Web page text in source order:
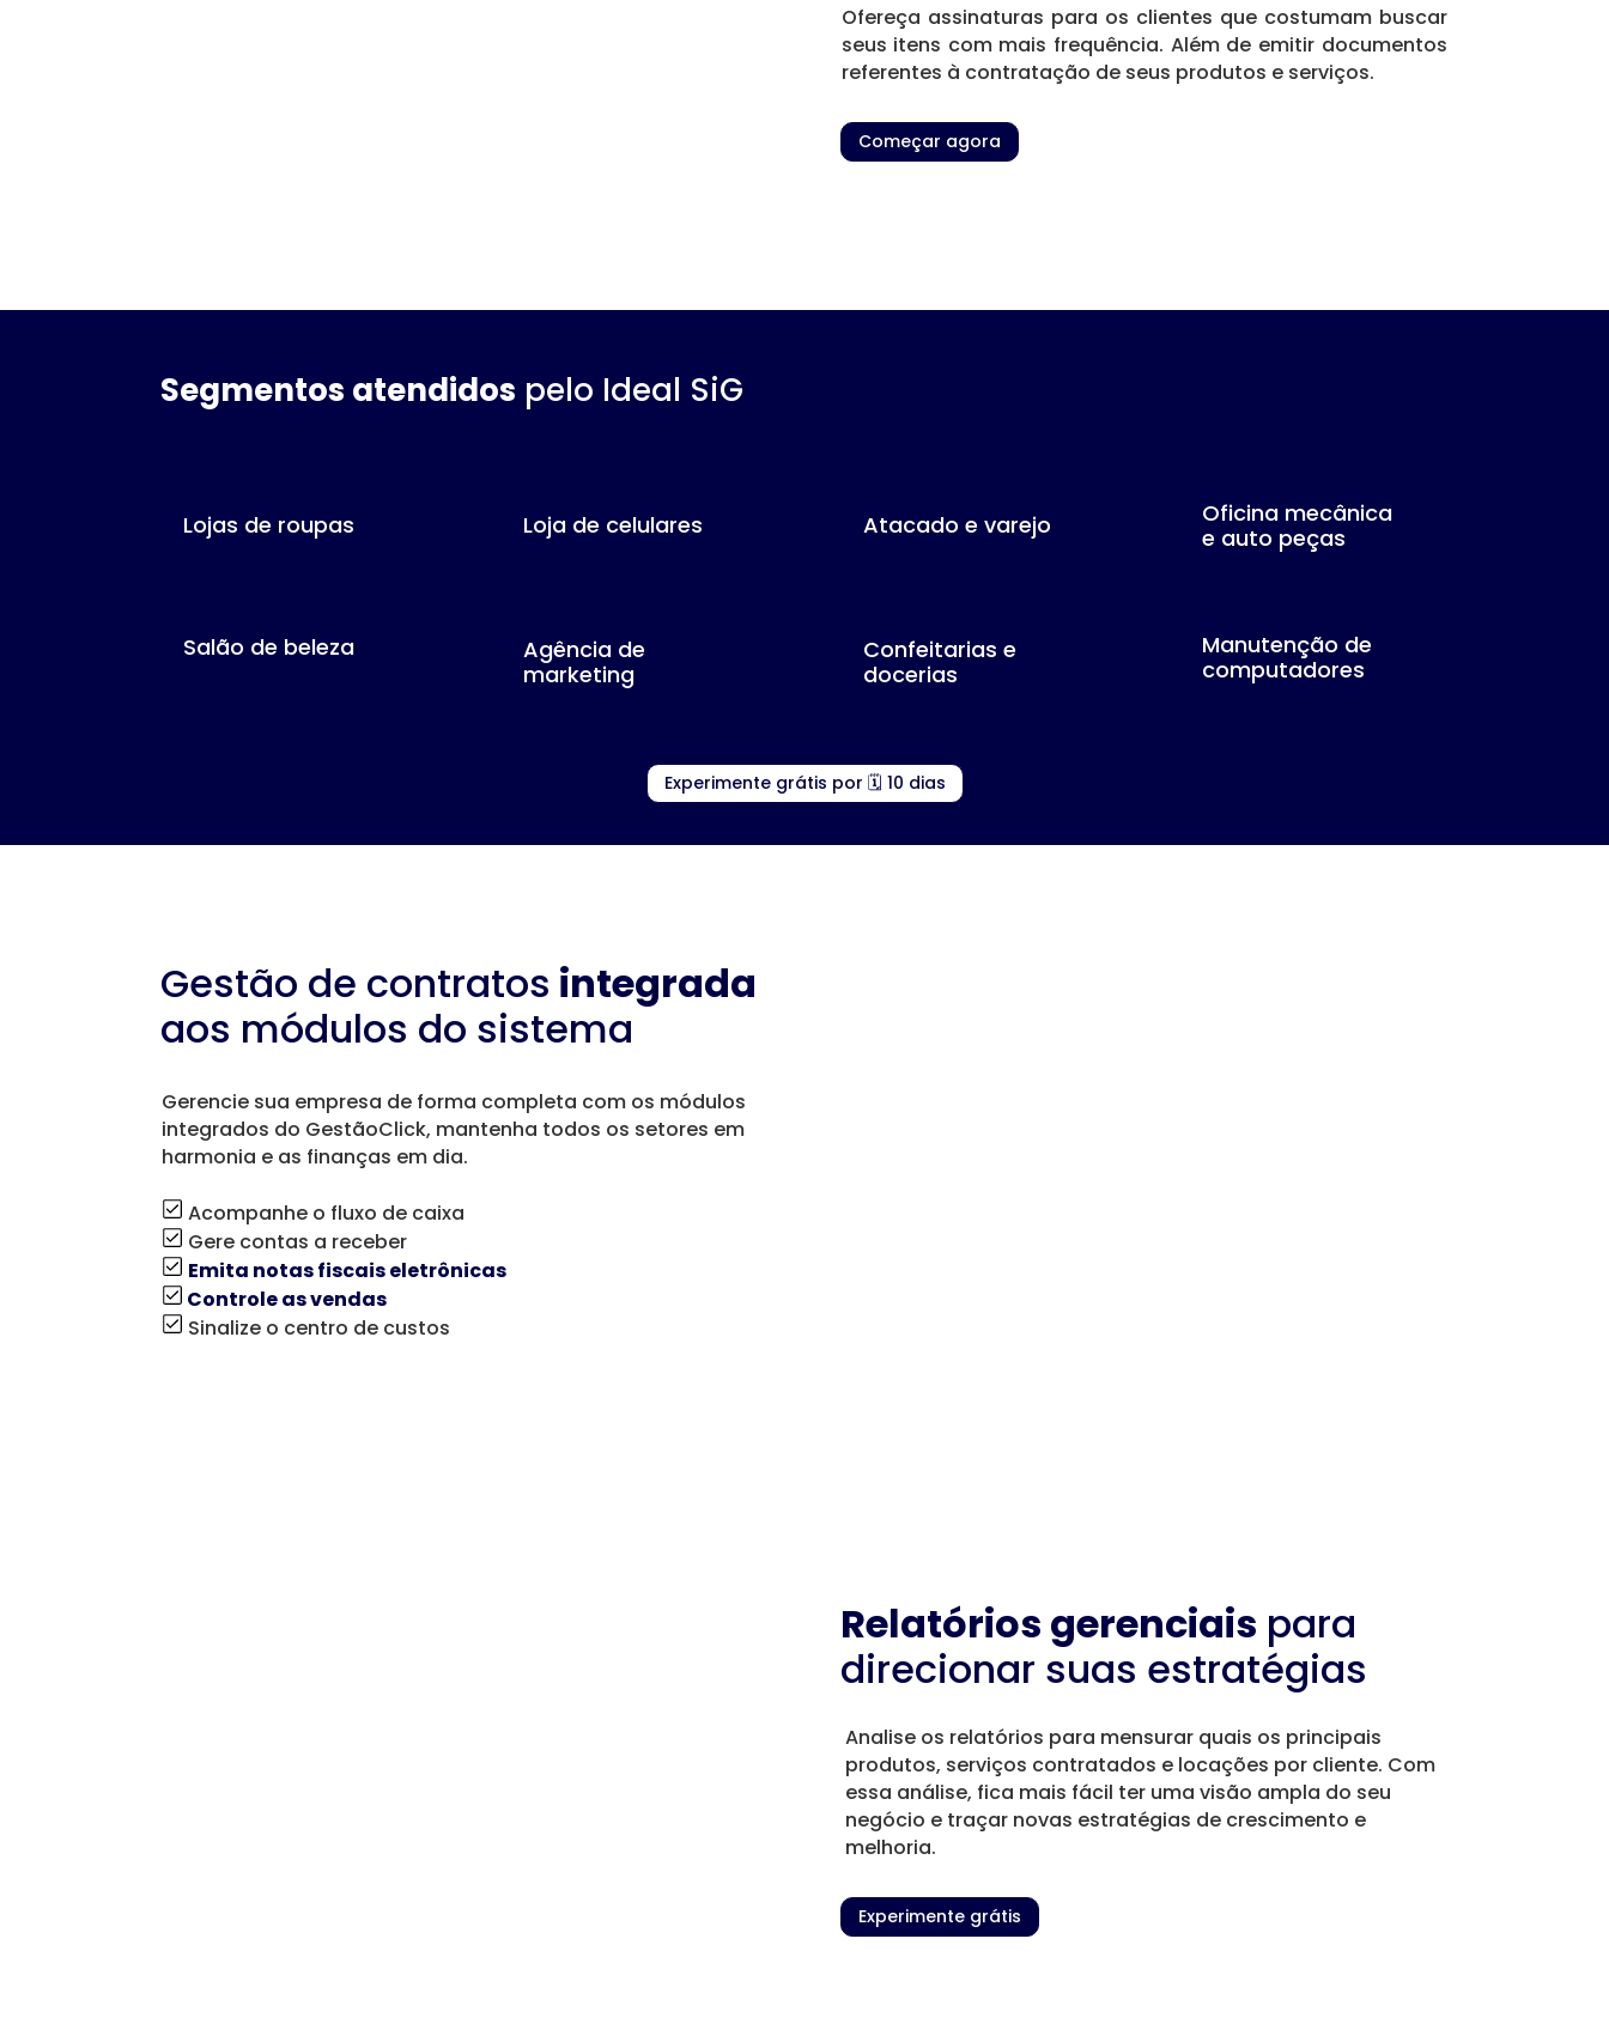
Ofereça assinaturas para os clientes que costumam buscar
seus itens com mais frequência. Além de emitir documentos
referentes à contratação de seus produtos e serviços.
Começar agora
Segmentos atendidos pelo Ideal SiG
Lojas de roupas
Salão de beleza
Loja de celulares
Agência de
marketing
Atacado e varejo
Confeitarias e
docerias
Oficina mecânica
e auto peças
Manutenção de
computadores
Experimente grátis por 🗓️ 10 dias
Gestão de contratos integrada
aos módulos do sistema
Gerencie sua empresa de forma completa com os módulos
integrados do GestãoClick, mantenha todos os setores em
harmonia e as finanças em dia.
Acompanhe o fluxo de caixa
Gere contas a receber
Emita notas fiscais eletrônicas
Controle as vendas
Sinalize o centro de custos
Relatórios gerenciais para
direcionar suas estratégias
Analise os relatórios para mensurar quais os principais
produtos, serviços contratados e locações por cliente. Com
essa análise, fica mais fácil ter uma visão ampla do seu
negócio e traçar novas estratégias de crescimento e
melhoria.
Experimente grátis